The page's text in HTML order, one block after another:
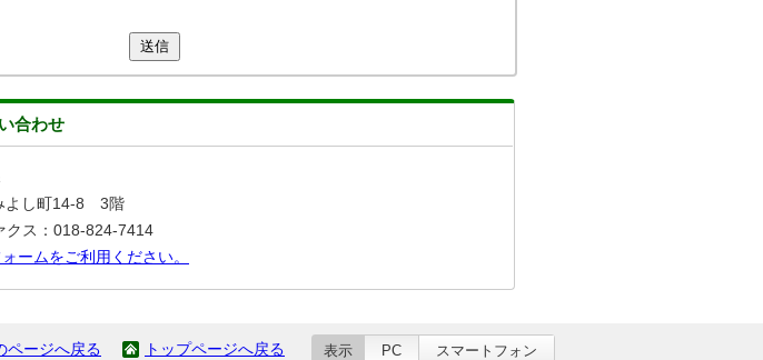
送信
合わせ
よし町14-8 3階
ス：018-824-7414
ームをご利用ください。
ページへ戻る トップページへ戻る 表示 PC スマートフォン